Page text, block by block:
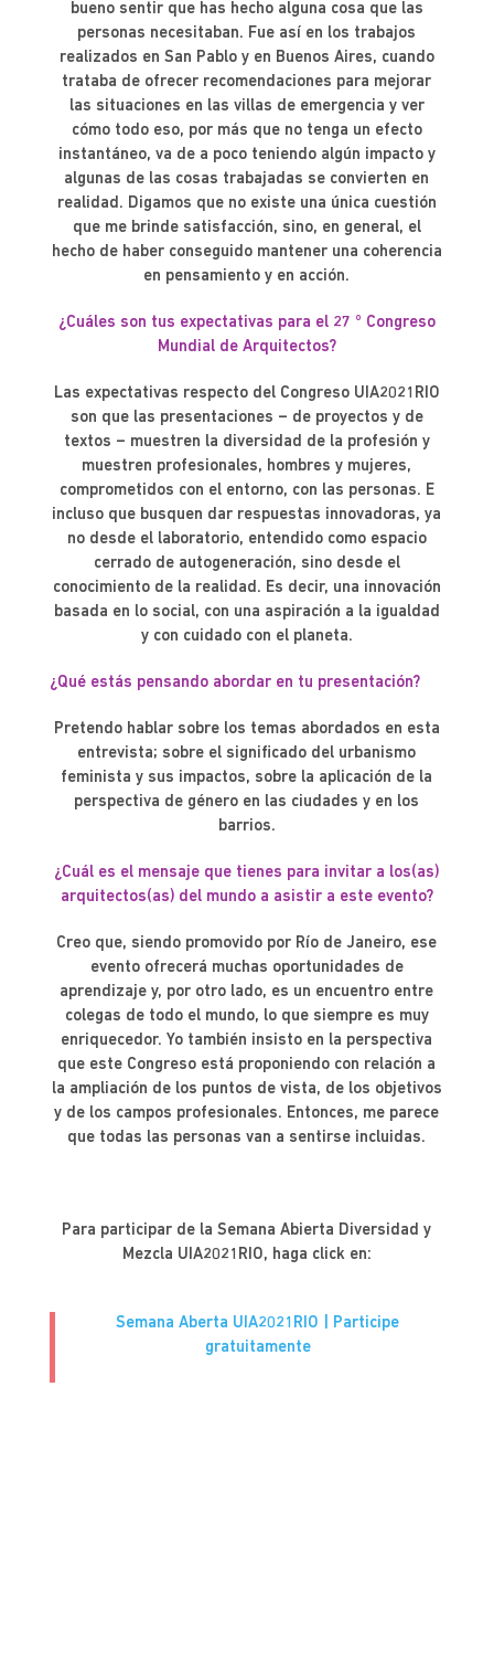
bueno sentir que has hecho alguna cosa que las
personas necesitaban. Fue así en los trabajos
realizados en San Pablo y en Buenos Aires, cuando
trataba de ofrecer recomendaciones para mejorar
las situaciones en las villas de emergencia y ver
cómo todo eso, por más que no tenga un efecto
instantáneo, va de a poco teniendo algún impacto y
algunas de las cosas trabajadas se convierten en
realidad. Digamos que no existe una única cuestión
que me brinde satisfacción, sino, en general, el
hecho de haber conseguido mantener una coherencia
en pensamiento y en acción.
¿Cuáles son tus expectativas para el 27 ° Congreso
Mundial de Arquitectos?
Las expectativas respecto del Congreso UIA2021RIO
son que las presentaciones – de proyectos y de
textos – muestren la diversidad de la profesión y
muestren profesionales, hombres y mujeres,
comprometidos con el entorno, con las personas. E
incluso que busquen dar respuestas innovadoras, ya
no desde el laboratorio, entendido como espacio
cerrado de autogeneración, sino desde el
conocimiento de la realidad. Es decir, una innovación
basada en lo social, con una aspiración a la igualdad
y con cuidado con el planeta.
¿ Qué estás pensando abordar en tu presentación?
Pretendo hablar sobre los temas abordados en esta
entrevista; sobre el significado del urbanismo
feminista y sus impactos, sobre la aplicación de la
perspectiva de género en las ciudades y en los
barrios.
¿Cuál es el mensaje que tienes para invitar a los(as)
arquitectos(as) del mundo a asistir a este evento?
Creo que, siendo promovido por Río de Janeiro, ese
evento ofrecerá muchas oportunidades de
aprendizaje y, por otro lado, es un encuentro entre
colegas de todo el mundo, lo que siempre es muy
enriquecedor. Yo también insisto en la perspectiva
que este Congreso está proponiendo con relación a
la ampliación de los puntos de vista, de los objetivos
y de los campos profesionales. Entonces, me parece
que todas las personas van a sentirse incluidas.
Para participar de la Semana Abierta Diversidad y
Mezcla UIA2021RIO, haga click en:
Semana Aberta UIA2021RIO | Participe
gratuitamente